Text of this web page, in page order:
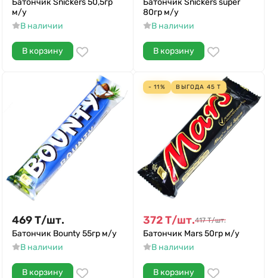
Батончик Snickers 50,5гр
м/у
В наличии
В корзину
Батончик Snickers super
80гр м/у
В наличии
В корзину
469Т/шт.
Батончик Bounty 55гр м/у
В наличии
В корзину
- 11% ВЫГОДА 45 Т
372Т/шт.417 Т/шт.
Батончик Mars 50гр м/у
В наличии
В корзину